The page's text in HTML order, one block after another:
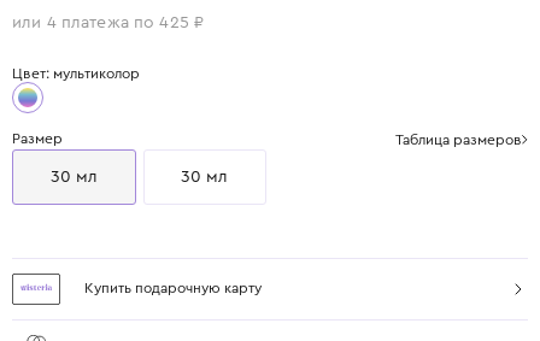
или 4 платежа по 425 ₽
Цвет: мультиколор
Размер Таблица размеров
30 мл 30 мл
Купить подарочную карту